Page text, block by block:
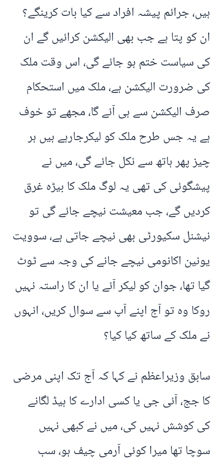
ہیں، جرائم پیشہ افراد سے کیا بات کرینگے؟
ان کو پتا ہے جب بھی الیکشن کرائیں گے ان
کی سیاست ختم ہو جائے گی، اس وقت ملک
کی ضرورت الیکشن ہے، ملک میں استحکام
صرف الیکشن سے ہی آئے گا، مجھے تو خوف
ہے یہ جس طرح ملک کو لیکرجارہے ہیں ہر
چیز پھر ہاتھ سے نکل جائے گی، میں نے
پیشگوئی کی تھی یہ لوگ ملک کا بیڑہ غرق
کردیں گے، جب معیشت نیچے جائے گی تو
نیشنل سکیورٹی بھی نیچے جاتی ہے، سوویت
یونین اکانومی نیچے جانے کی وجہ سے ٹوٹ
گیا تھا، جوان کو لیکر آئے یا ان کا راستہ نہیں
روکا وہ تو آج اپنے آپ سے سوال کریں، انہوں
نے ملک کے ساتھ کیا کیا؟
سابق وزیراعظم نے کہا کہ آج تک اپنی مرضی
کا جج، آئی جی یا کسی ادارے کا ہیڈ لگانے
کی کوشش نہیں کی، میں نے کبھی نہیں
سوچا تھا میرا کوئی آرمی چیف ہو، سب